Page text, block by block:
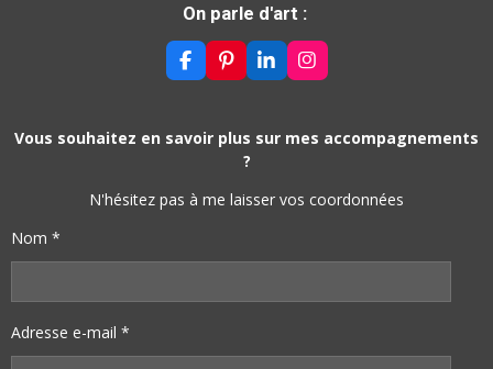
On parle d'art :
F
A
B
K
P
I
E
S
T
L
I
E
I
N
A
M
Vous souhaitez en savoir plus sur mes accompagnements
?
N'hésitez pas à me laisser vos coordonnées
Nom *
Adresse e-mail *